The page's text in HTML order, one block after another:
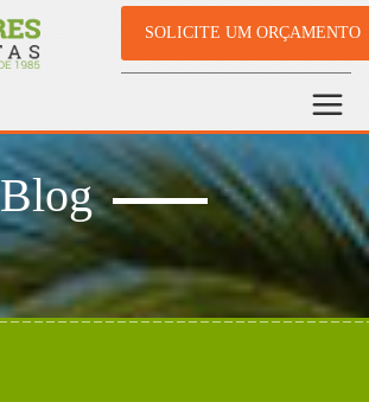
SOLICITE UM ORÇAMENTO
Blog